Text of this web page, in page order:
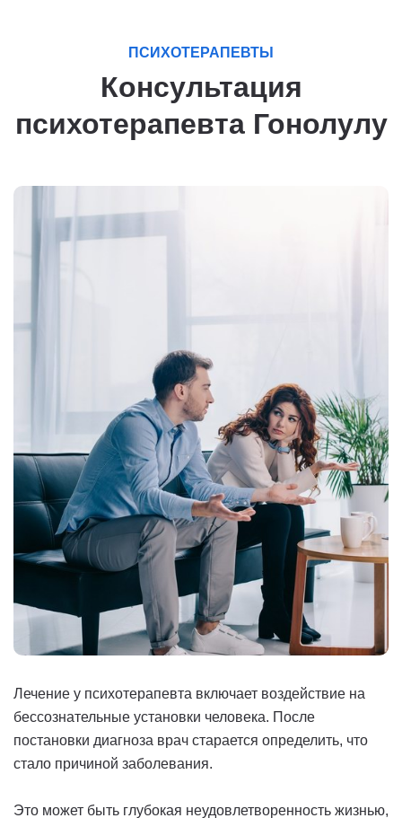
ПСИХОТЕРАПЕВТЫ
Консультация
психотерапевта Гонолулу
Лечение у психотерапевта включает воздействие на
бессознательные установки человека. После
постановки диагноза врач старается определить, что
стало причиной заболевания.
Это может быть глубокая неудовлетворенность жизнью,